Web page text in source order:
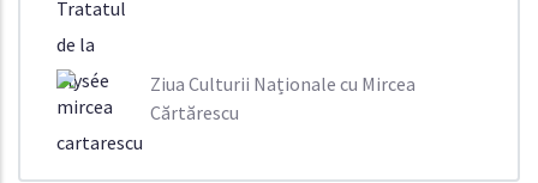
Ziua Culturii Naționale cu Mircea
Cărtărescu